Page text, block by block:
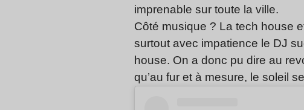
imprenable sur toute la ville.
Côté musique ? La tech house
surtout avec impatience le DJ
house. On a donc pu dire au
qu’au fur et à mesure, le soleil